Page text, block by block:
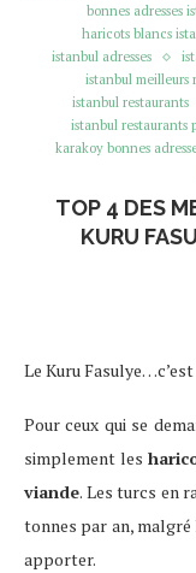
bonnes adresses
haricots blancs
istanbul adresses
istanbul meilleurs
istanbul restaurants
istanbul restaurants
karakoy bonnes
TOP 4 DES
KURU
Le Kuru
Pour ceux qui se
simplement les
viande. Les turcs en
tonnes par an,
apporter.